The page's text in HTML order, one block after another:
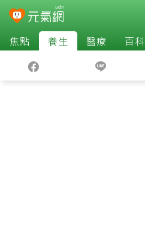
焦點 養生 醫療 百科